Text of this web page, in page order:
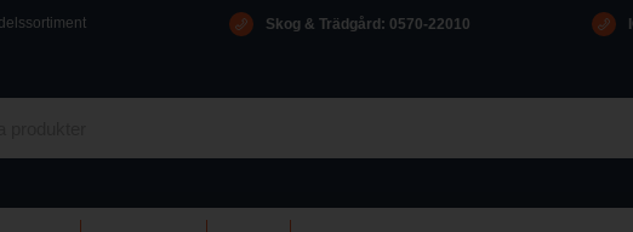
Skog & Trädgård: 0570-22010